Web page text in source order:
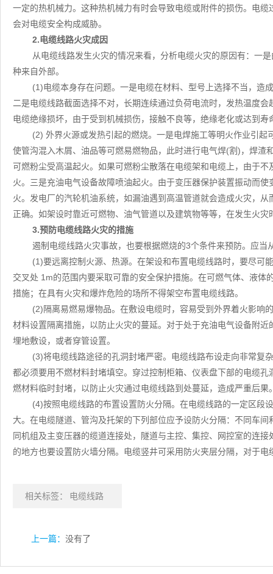
一定的热机械力。这种热机械力有时会导致电缆或附件的损伤。电
会对电缆安全构成威胁。
2.电缆线路火灾成因
从电缆线路发生火灾的情况来看，分析电缆火灾的原因有：一
种来自外部。
(1)电缆本身存在问题。一是电缆在材料、型号上选择不当，造
二是电缆线路截面选择不对，长期连续通过负荷电流时，发热温度
电缆绝缘损坏，由于受到机械损伤，接触不良等，绝缘老化或达到
(2) 外界火源或发热引起的燃烧。一是电焊施工等明火作业引
使管沟混入木屑、油品等可燃易燃物品，此时进行电气焊(割)，焊
可燃粉尘受高温起火。如果可燃粉尘散落在电缆架和电缆上，由于
火。三是充油电气设备故障喷油起火。由于变压器保护装置振动而
火。发电厂的汽轮机油系统，如漏油遇到高温管道就会造成火灾，
正确。如架设时靠近可燃物、油气管道以及建筑物等等，在发生火灾
3.预防电缆线路火灾的措施
遏制电缆线路火灾事故，也要根据燃烧的3个条件来预防。应当
(1)要远离控制火源、热源。在架设和布置电缆线路时，要尽可
交叉处 1m的范围内要采取可靠的安全保护措施。在可燃气体、液
措施；在具有火灾和爆炸危险的场所不得架空布置电缆线路。
(2)隔离易燃易爆物品。在敷设电缆时，容易受到外界着火影响
材料设置隔离措施，以防止火灾的蔓延。对于处于充油电气设备附
埋地敷设，或者穿管设置。
(3)将电缆线路途径的孔洞封堵严密。电缆线路布设走向非常复
都必须要用不燃材料封堵填空。穿过控制柜箱、仪表盘下部的电缆
燃材料临时封堵，以防止火灾通过电缆线路到处蔓延，造成严重后果
(4)按照电缆线路的布置设置防火分隔。在电缆线路的一定区段
大。在电缆隧道、管沟及托架的下列部位应予设防火分隔：不同车
同机组及主变压器的缆道连接处，隧道与主控、集控、网控室的连
的地方也要设置防火墙分隔。电缆竖井可采用防火夹层分隔，对于
相关标签： 电缆线路
上一篇： 没有了